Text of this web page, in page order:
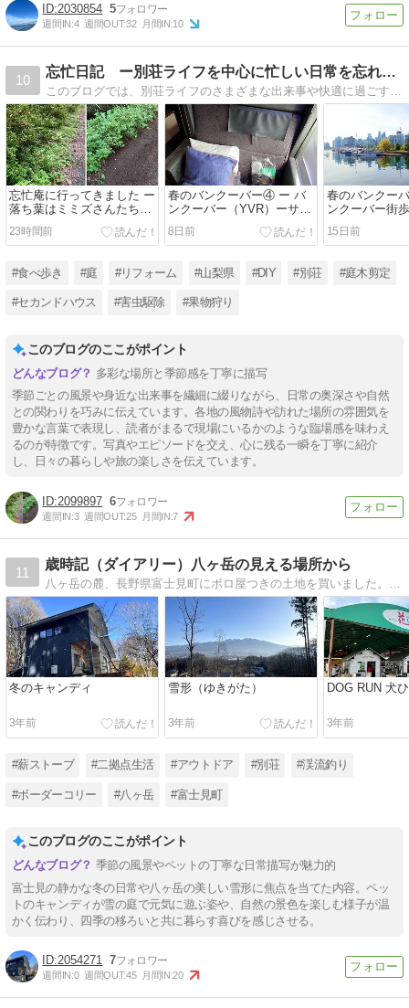
2030854 5
週間IN:4 週間OUT:32 月間IN:10
10
忘忙日記 ー別荘ライフを中心に忙しい日常を忘れるひとときー
このブログでは、別荘ライフのさまざまな出来事や快適に過ごすためのＤＩＹや工夫など別荘ライフを楽しんでいる方はもちろん、そうでない方にも少しでも楽しんでいただき、時には参考なればと思いながら投稿していきます。
忘忙庵に行ってきました ー
落ち葉はミミズさんたちが
土にしてくれる ー
23時間前
春のバンクーバー④ ー バ
ンクーバー（YVR）ーサン
フランシスコ（SFO）
NH7395 ー羽田（HND）
乗記2026年5月 ー
8日前
春のバンクー
ンクーバー街
シフィック・
のブランチ・
15日前
#食べ歩き #庭 #リフォーム #山梨県 #DIY #別荘 #庭木剪定
#セカンドハウス #害虫駆除 #果物狩り
このブログのここがポイント
多彩な場所と季節感を丁寧に描写
季節ごとの風景や身近な出来事を繊細に綴りながら、日常の奥深さや自然
との関わりを巧みに伝えています。各地の風物詩や訪れた場所の雰囲気を
豊かな言葉で表現し、読者がまるで現場にいるかのような臨場感を味わえ
るのが特徴です。写真やエピソードを交え、心に残る一瞬を丁寧に紹介
し、日々の暮らしや旅の楽しさを伝えています。
2099897 6
週間IN:3 週間OUT:25 月間IN:7
11
歳時記（ダイアリー）八ヶ岳の見える場所から
冬のキャンディ
3年前
雪形（ゆきがた）
3年前
DOG RUN 犬
3年前
#薪ストーブ #二拠点生活 #アウトドア #別荘 #渓流釣り
#ボーダーコリー #八ヶ岳 #富士見町
このブログのここがポイント
季節の風景やペットの丁寧な日常描写が魅力的
富士見の静かな冬の日常や八ヶ岳の美しい雪形に焦点を当てた内容。ペッ
トのキャンディが雪の庭で元気に遊ぶ姿や、自然の景色を楽しむ様子が温
かく伝わり、四季の移ろいと共に暮らす喜びを感じさせる。
2054271 7
週間IN:0 週間OUT:45 月間IN:20